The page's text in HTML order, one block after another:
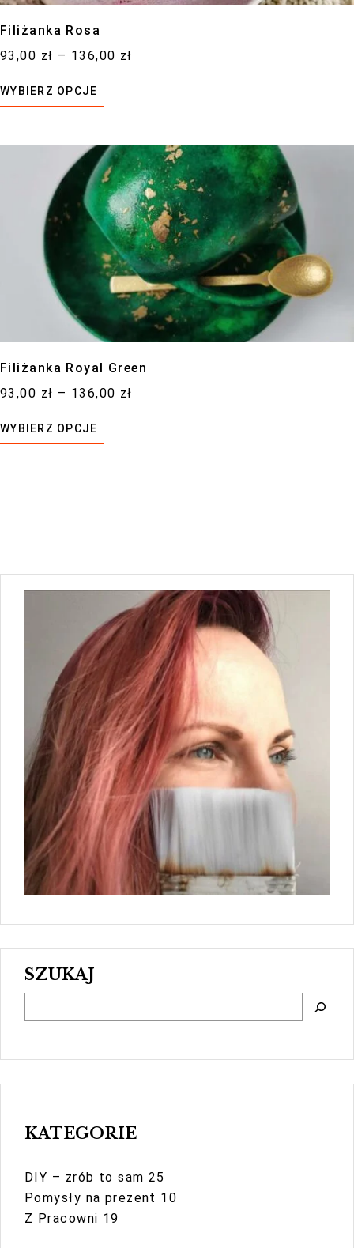
Filiżanka Rosa
93,00 zł – 136,00 zł
WYBIERZ OPCJE
Filiżanka Royal Green
93,00 zł – 136,00 zł
WYBIERZ OPCJE
SZUKAJ
z
k
a
KATEGORIE
DIY – zrób to sam 25
Pomysły na prezent 10
Z Pracowni 19
internetowej.
Marketing
zainteresowania i
zachowania
podczas
odwiedzania naszej
strony, zwiększasz
szansę na
zobaczenie
spersonalizowanych
treści i ofert.